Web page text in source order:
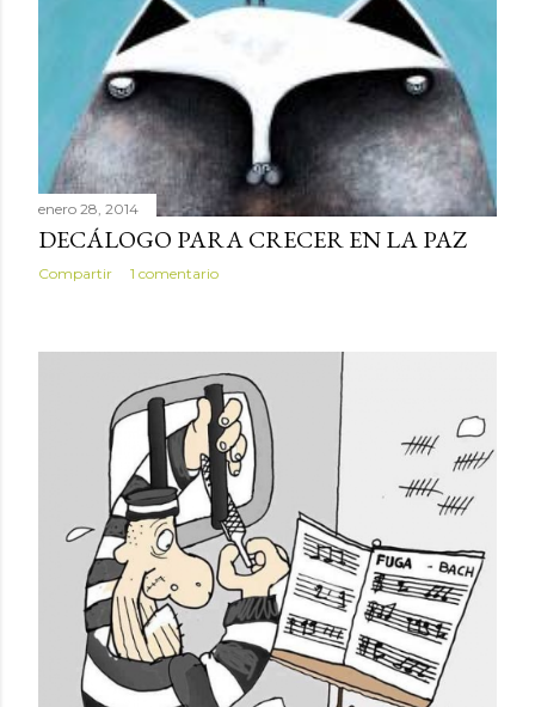
enero 28, 2014
DECÁLOGO PARA CRECER EN LA PAZ
Compartir 1 comentario